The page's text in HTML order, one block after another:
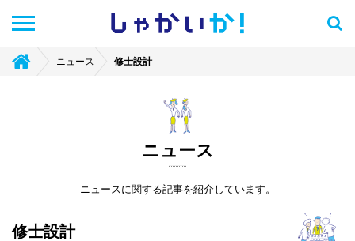
しゃかい か！
ニュース 修士設計
ニュース
ニュースに関する記事を紹介しています。
修士設計